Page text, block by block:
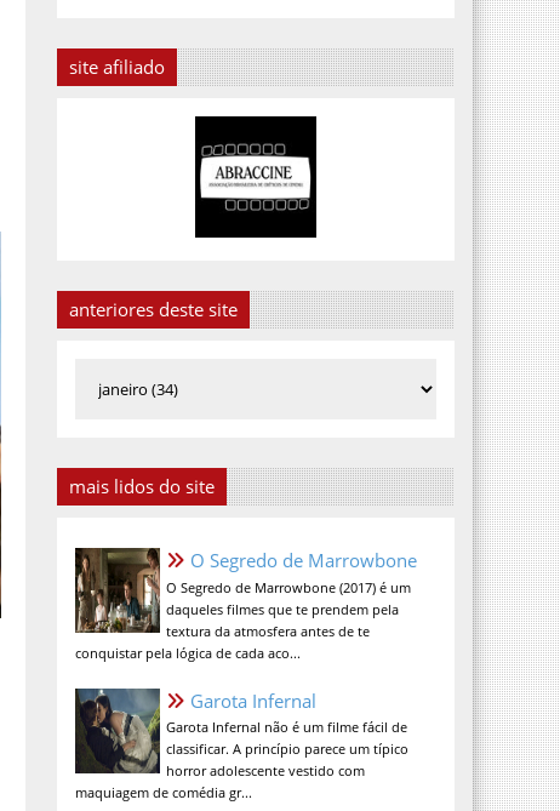
site afiliado
anteriores deste site
mais lidos do site
O Segredo de Marrowbone
O Segredo de Marrowbone (2017) é um
daqueles filmes que te prendem pela
textura da atmosfera antes de te
conquistar pela lógica de cada aco...
Garota Infernal
Garota Infernal não é um filme fácil de
classificar. A princípio parece um típico
horror adolescente vestido com
maquiagem de comédia gr...